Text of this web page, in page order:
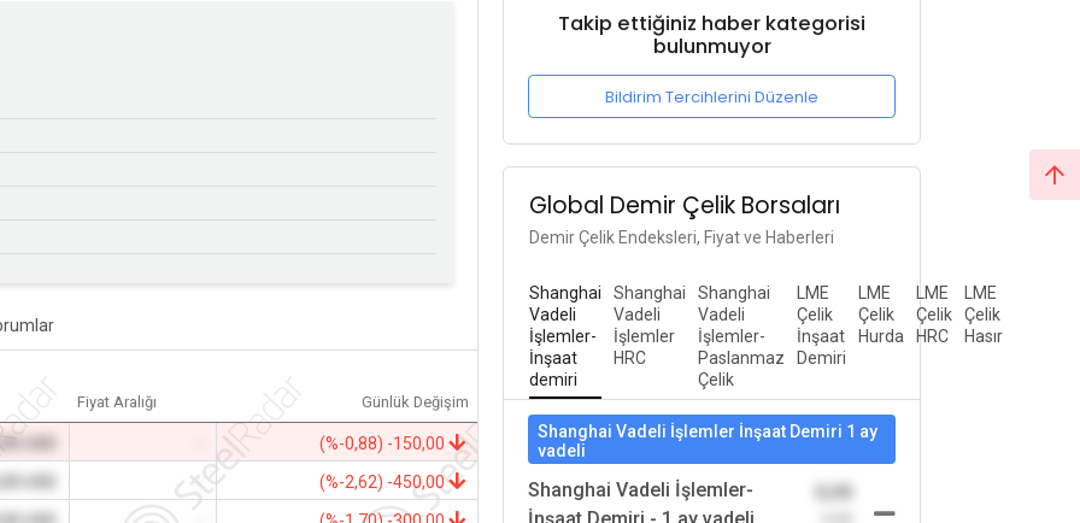
Fiyat Aralığı Günlük Değişim
USD
(%-0,88) -150,00
-
(%-2,62) -450,00
Takip ettiğiniz haber kategorisi
bulunmuyor
Bildirim Tercihlerini Düzenle
Global Demir Çelik Borsaları
Demir Çelik Endeksleri, Fiyat ve Haberleri
Shanghai
Vadeli
İşlemler-
İnşaat
demiri
Shanghai
Vadeli
İşlemler
HRC
Shanghai
Vadeli
İşlemler-
Paslanmaz
Çelik
LME
Çelik
İnşaat
Demiri
LME
Çelik
Hurda
LME
Çelik
HRC
LME
Çelik
Hasır
Shanghai Vadeli İşlemler İnşaat Demiri 1 ay
vadeli
Shanghai Vadeli İşlemler-